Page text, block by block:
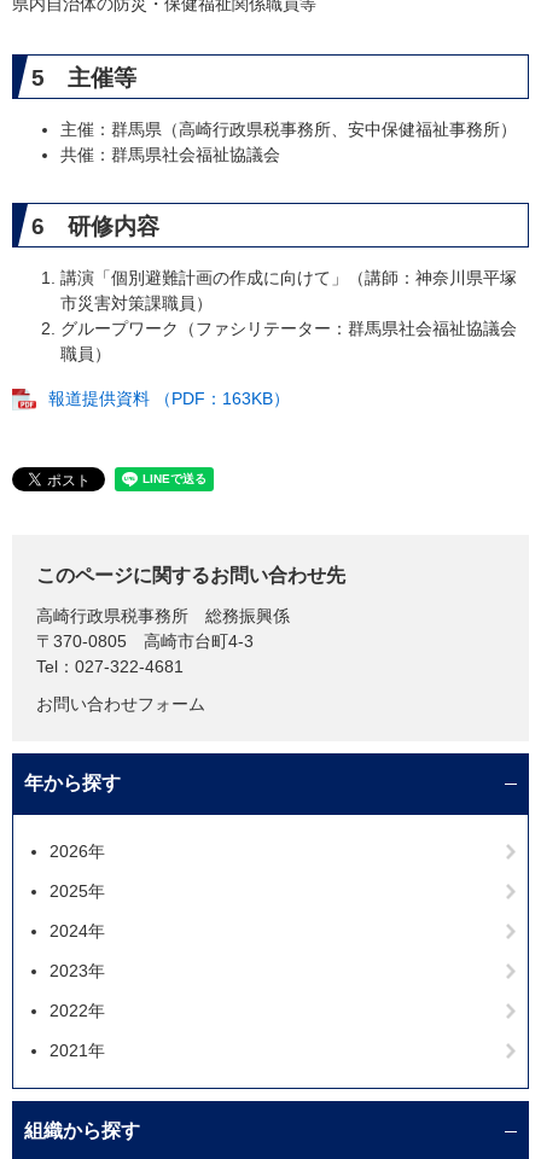
5 主催等
主催：群馬県（高崎行政県税事務所、安中保健福祉事務所）
共催：群馬県社会福祉協議会
6 研修内容
講演「個別避難計画の作成に向けて」（講師：神奈川県平塚
市災害対策課職員）
グループワーク（ファシリテーター：群馬県社会福祉協議会
職員）
報道提供資料 （PDF：163KB）
このページに関するお問い合わせ先
高崎行政県税事務所
総務振興係
〒370-0805
高崎市台町4-3
Tel：027-322-4681
お問い合わせフォーム
年から探す
2026年
2025年
2024年
2023年
2022年
2021年
組織から探す